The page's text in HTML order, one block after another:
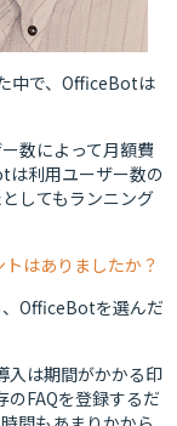
中で、OfficeBotは
数によって月額費
は利用ユーザー数の
してもランニング
はありましたか？
OfficeBotを選んだ
入は期間がかかる印
FAQを登録するだ